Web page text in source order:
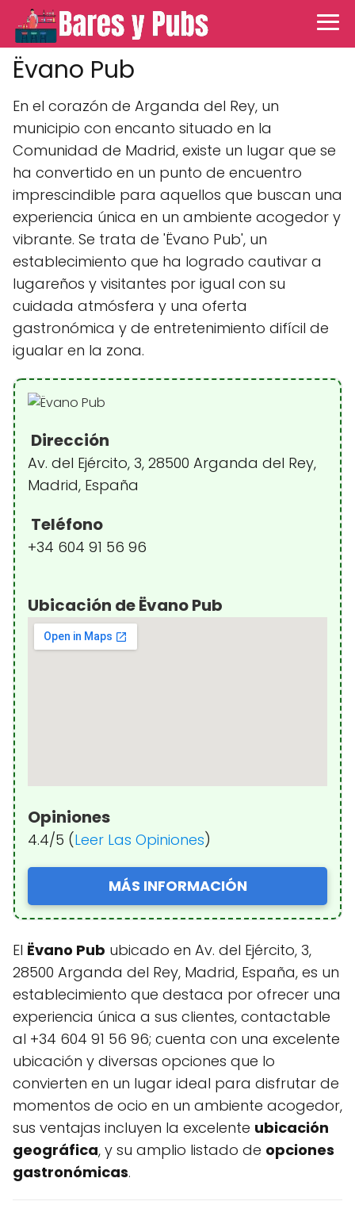
Ëvano Pub
En el corazón de Arganda del Rey, un
municipio con encanto situado en la
Comunidad de Madrid, existe un lugar que se
ha convertido en un punto de encuentro
imprescindible para aquellos que buscan una
experiencia única en un ambiente acogedor y
vibrante. Se trata de 'Ëvano Pub', un
establecimiento que ha logrado cautivar a
lugareños y visitantes por igual con su
cuidada atmósfera y una oferta
gastronómica y de entretenimiento difícil de
igualar en la zona.
Dirección
Av. del Ejército, 3, 28500 Arganda del Rey,
Madrid, España
Teléfono
+34 604 91 56 96
Ubicación de Ëvano Pub
Opiniones
4.4/5 (Leer Las Opiniones)
MÁS INFORMACIÓN
El Ëvano Pub ubicado en Av. del Ejército, 3,
28500 Arganda del Rey, Madrid, España, es un
establecimiento que destaca por ofrecer una
experiencia única a sus clientes, contactable
al +34 604 91 56 96; cuenta con una excelente
ubicación y diversas opciones que lo
convierten en un lugar ideal para disfrutar de
momentos de ocio en un ambiente acogedor,
sus ventajas incluyen la excelente ubicación
geográfica, y su amplio listado de opciones
gastronómicas.